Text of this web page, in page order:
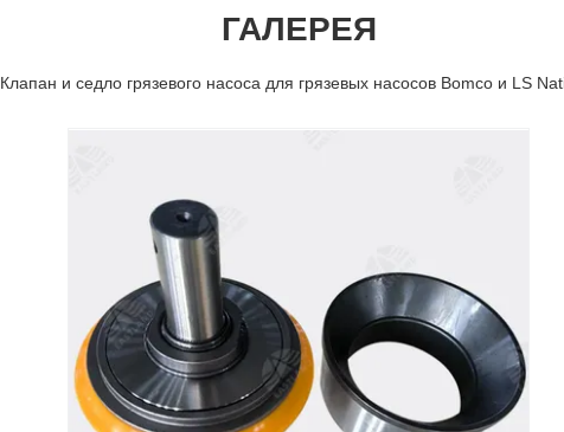
ГАЛЕРЕЯ
Клапан и седло грязевого насоса для грязевых насосов Bomco и LS